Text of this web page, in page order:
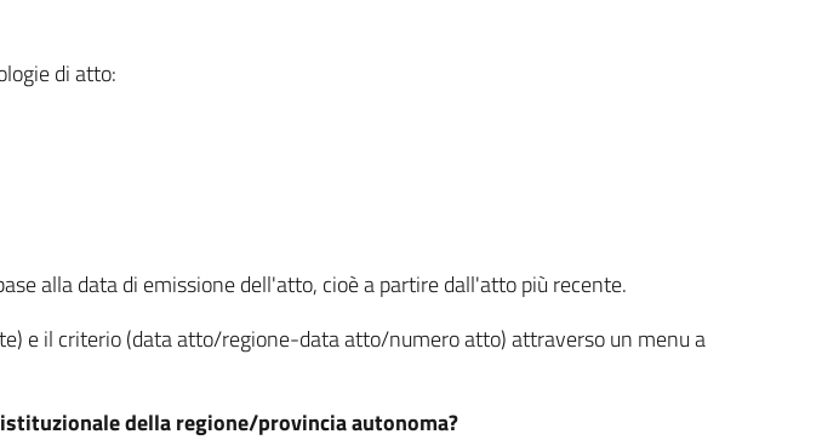
di atto:
alla data di emissione dell'atto, cioè a partire dall'atto più recente.
e il criterio (data atto/regione-data atto/numero atto) attraverso un menu a
della regione/provincia autonoma?